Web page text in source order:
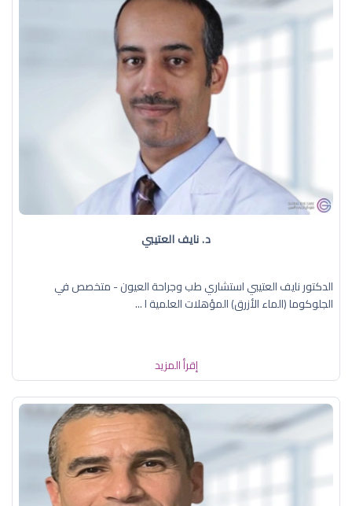
د. نايف العتيبي
الدكتور نايف العتيبي استشاري طب وجراحة العيون - متخصص في
الجلوكوما (الماء الأزرق) المؤهلات العلمية ا ...
إقرأ المزيد